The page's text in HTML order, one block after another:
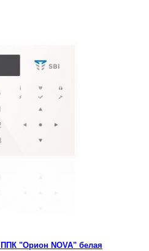
ППК "Орион NOVA" белая